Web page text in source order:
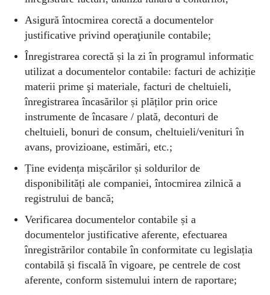
Asigură întocmirea corectă a documentelor
justificative privind operaţiunile contabile;
Înregistrarea corectă și la zi în programul informatic
utilizat a documentelor contabile: facturi de achiziție
materii prime şi materiale, facturi de cheltuieli,
înregistrarea încasărilor și plăților prin orice
instrumente de încasare / plată, deconturi de
cheltuieli, bonuri de consum, cheltuieli/venituri în
avans, provizioane, estimări, etc.;
Ține evidența mișcărilor și soldurilor de
disponibilități ale companiei, întocmirea zilnică a
registrului de bancă;
Verificarea documentelor contabile și a
documentelor justificative aferente, efectuarea
înregistrărilor contabile în conformitate cu legislația
contabilă și fiscală în vigoare, pe centrele de cost
aferente, conform sistemului intern de raportare;